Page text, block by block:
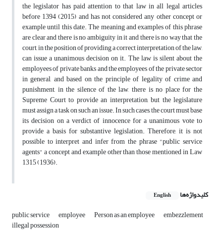
the legislator has paid attention to that law in all legal articles
before 1394 (2015) and has not considered any other concept or
example until this date. The meaning and examples of this phrase
are clear and there is no ambiguity in it and there is no way that the
court, in the position of providing a correct interpretation of the law,
can issue a unanimous decision on it. The law is silent about the
employees of private banks and the employees of the private sector
in general, and based on the principle of legality of crime and
punishment, in the silence of the law, there is no place for the
Supreme Court to provide an interpretation, but the legislature
must assign a task on such an issue. In such cases, the court must base
its decision on a verdict of innocence for a unanimous vote to
provide a basis for substantive legislation. Therefore, it is not
possible to interpret and infer from the phrase "public service
agents" a concept and example other than those mentioned in Law
1315 (1936).
کلیدواژه‌ها English
public service employee Person as an employee embezzlement
illegal possession